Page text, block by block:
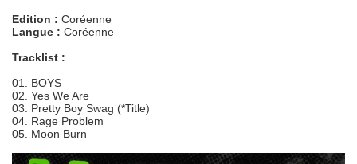
Edition : Coréenne
Langue : Coréenne
Tracklist :
01. BOYS
02. Yes We Are
03. Pretty Boy Swag (*Title)
04. Rage Problem
05. Moon Burn